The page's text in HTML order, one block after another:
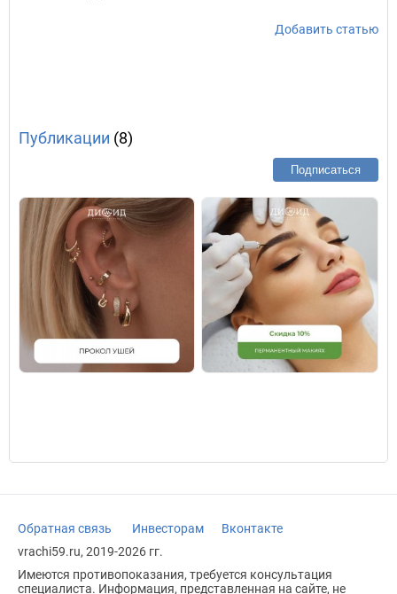
Добавить статью
Публикации (8)
Подписаться
Обратная связь Инвесторам
Вконтакте
vrachi59.ru, 2019-2026 гг.
Имеются противопоказания, требуется консультация
специалиста. Информация, представленная на сайте, не